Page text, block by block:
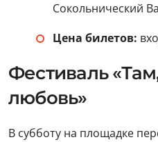
Сокольнический
Цена билетов:
Фестиваль
любовь»
В субботу на площадке